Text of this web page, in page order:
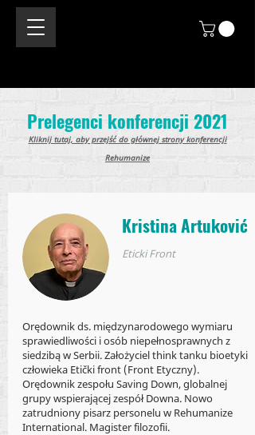
Prelegenci konferencji 2021
Kliknij tutaj, aby przejść do głównej strony konferencji
Rehumanize
Kristina Artuković
Eticki Front
Orędownik ds. międzynarodowego wymiaru
sprawiedliwości i osób niepełnosprawnych z
siedzibą w Serbii. Założyciel think tanku bioetyki
człowieka Etički front (Front Etyczny).
Orędownik zespołu Saving Down, globalnej
grupy wspierającej zespół Downa. Nowo
zatrudniony pisarz personelu w Rehumanize
International. Magister filozofii.